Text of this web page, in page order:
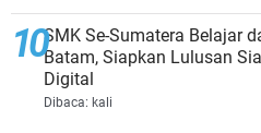
SMK Se-Sumatera Belajar
Batam, Siapkan Lulusan
Digital
Dibaca: kali